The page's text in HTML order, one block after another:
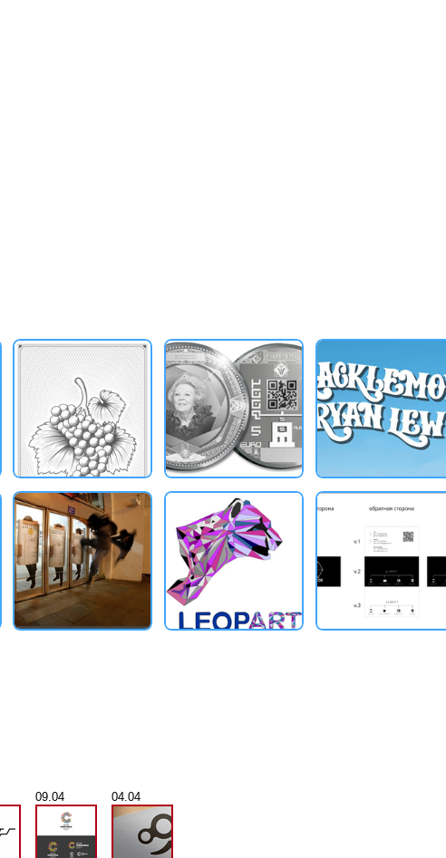
09.04 04.04